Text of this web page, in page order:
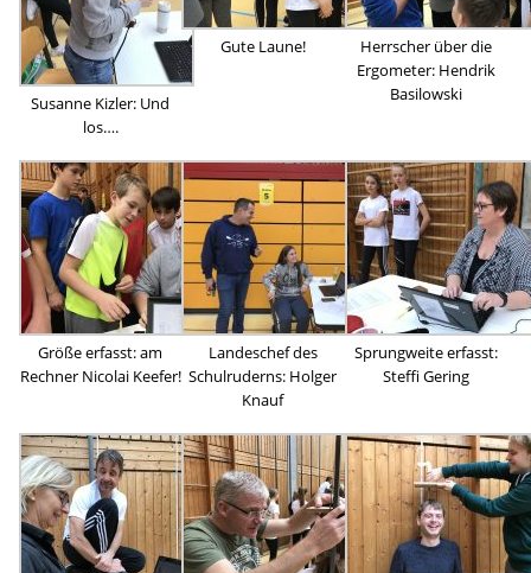
Susanne Kizler: Und
los….
Gute Laune!
Herrscher über die
Ergometer: Hendrik
Basilowski
Größe erfasst: am
Rechner Nicolai Keefer!
Landeschef des
Schulruderns: Holger
Knauf
Sprungweite erfasst:
Steffi Gering